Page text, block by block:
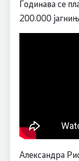
Годинава се
200.000
Александра